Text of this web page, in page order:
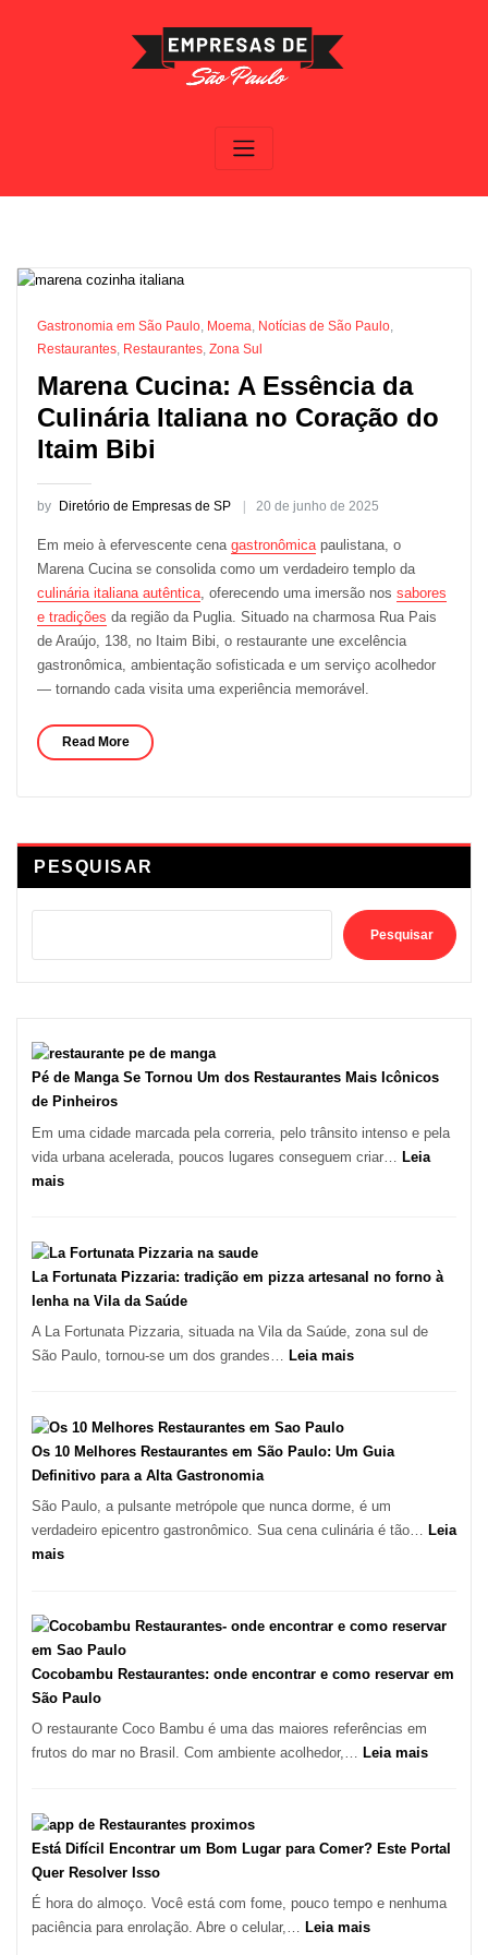
Gastronomia em São Paulo, Moema Notícias de São Paulo,
Restaurantes, Restaurantes, Zona Sul
Marena Cucina: A Essência da
Culinária Italiana no Coração do
Itaim Bibi
by Diretório de Empresas de SP 20 de junho de 2025
Em meio à efervescente cena gastronômicapaulistana, o
Marena Cucina se consolida como um verdadeiro templo da
culinária italiana autêntica, oferecendo uma imersão nos sabores
e tradições da região da Puglia. Situado na charmosa Rua Pais
de Araújo, 138, no Itaim Bibi, o restaurante une excelência
gastronômica, ambientação sofisticada e um serviço acolhedor
— tornando cada visita uma experiência memorável.
Read More
PESQUISAR
Pesquisar
Pé de Manga Se Tornou Um dos Restaurantes Mais Icônicos
de Pinheiros
Em uma cidade marcada pela correria, pelo trânsito intenso e pela
vida urbana acelerada, poucos lugares conseguem criar…
Leia
mais:
Manga
Se
Tornou
Um
dos
Icônicos
de
Pinheiros
La Fortunata Pizzaria: tradição em pizza artesanal no forno à
lenha na Vila da Saúde
A La Fortunata Pizzaria, situada na Vila da Saúde, zona sul de
São Paulo, tornou-se um dos grandes… Leia mais:
tradição
pizza
artesanal
Os 10 Melhores Restaurantes em São Paulo: Um Guia
Definitivo para a Alta Gastronomia
São Paulo, a pulsante metrópole que nunca dorme, é um
verdadeiro epicentro gastronômico. Sua cena culinária é tão… Leia
mais:
Melhores
Restaurantes
em
São
Paulo:
Um
para
a
Alta
Cocobambu Restaurantes: onde encontrar e como reservar em
São Paulo
O restaurante Coco Bambu é uma das maiores referências em
frutos do mar no Brasil. Com ambiente acolhedor,… Leia mais:
Está Difícil Encontrar um Bom Lugar para Comer? Este Portal
Quer Resolver Isso
É hora do almoço. Você está com fome, pouco tempo e nenhuma
paciência para enrolação. Abre o celular,… Leia mais: